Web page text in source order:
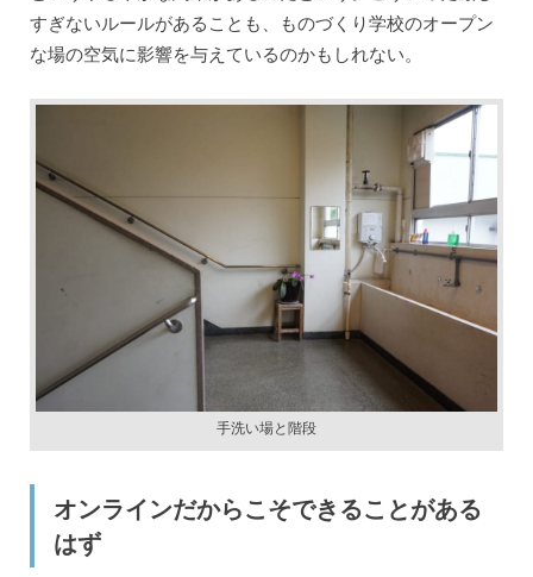
すぎないルールがあることも、ものづくり学校のオープン
な場の空気に影響を与えているのかもしれない。
手洗い場と階段
オンラインだからこそできることがある
はず